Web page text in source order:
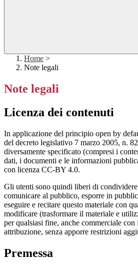
Home >
Note legali
Note legali
Licenza dei contenuti
In applicazione del principio open by
del decreto legislativo 7 marzo 2005, n.
diversamente specificato (compresi i
dati, i documenti e le informazioni
con licenza CC-BY 4.0.
Gli utenti sono quindi liberi di
comunicare al pubblico, esporre in
eseguire e recitare questo materiale con
modificare (trasformare il materiale e
per qualsiasi fine, anche commerciale con
attribuzione, senza apporre restrizioni
Premessa